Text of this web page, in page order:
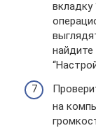
вкладку
найдите
на